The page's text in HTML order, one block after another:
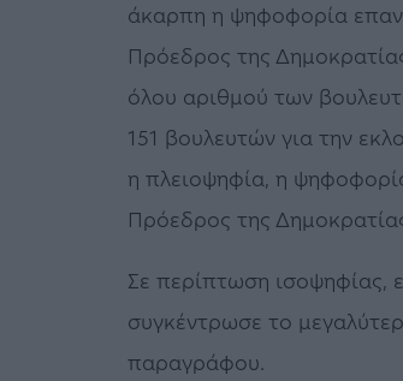
άκαρπη η ψηφοφορία
Πρόεδρος της
όλου αριθμού των
151 βουλευτών για την
η πλειοψηφία, η
Πρόεδρος της
Σε περίπτωση ισοψηφίας,
συγκέντρωσε το
παραγράφου.